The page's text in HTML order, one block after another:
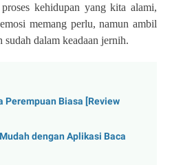
kehidupan yang kita alami,
memang perlu, namun ambil
dalam keadaan jernih.
Perempuan Biasa [Review
dengan Aplikasi Baca